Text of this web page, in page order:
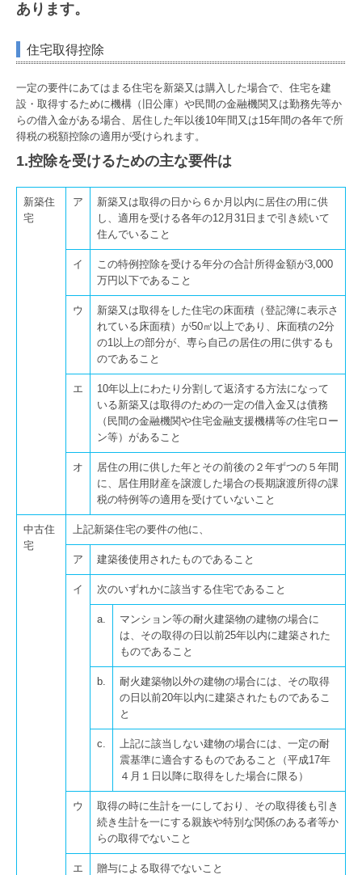
法人・医療・個人事業主の方
資金繰り改善
経営改善計画の策定支援
事業承継
医業経営者の皆様へ
国の共済制度活用コーナー
開業・会社設立
確定申告・その他
(株)福岡マネジメントサービス
戦略MG製造業版
戦略MG歯科医院版
弊社のSDGs活動
スタッフインタビュー
NSパートナーズの福利厚生
あります。
住宅取得控除
一定の要件にあてはまる住宅を新築又は購入した場合で、住宅を建
設・取得するために機構（旧公庫）や民間の金融機関又は勤務先等か
らの借入金がある場合、居住した年以後10年間又は15年間の各年で所
得税の税額控除の適用が受けられます。
1.控除を受けるための主な要件は
新築住
宅
ア
新築又は取得の日から６か月以内に居住の用に供
し、適用を受ける各年の12月31日まで引き続いて
住んでいること
イ
この特例控除を受ける年分の合計所得金額が3,000
万円以下であること
ウ
新築又は取得をした住宅の床面積（登記簿に表示さ
れている床面積）が50㎡以上であり、床面積の2分
の1以上の部分が、専ら自己の居住の用に供するも
のであること
エ
10年以上にわたり分割して返済する方法になって
いる新築又は取得のための一定の借入金又は債務
（民間の金融機関や住宅金融支援機構等の住宅ロー
ン等）があること
オ
居住の用に供した年とその前後の２年ずつの５年間
に、居住用財産を譲渡した場合の長期譲渡所得の課
税の特例等の適用を受けていないこと
中古住
宅
上記新築住宅の要件の他に、
ア 建築後使用されたものであること
イ 次のいずれかに該当する住宅であること
a.
マンション等の耐火建築物の建物の場合に
は、その取得の日以前25年以内に建築された
ものであること
b.
耐火建築物以外の建物の場合には、その取得
の日以前20年以内に建築されたものであるこ
と
c.
上記に該当しない建物の場合には、一定の耐
震基準に適合するものであること（平成17年
４月１日以降に取得をした場合に限る）
ウ
取得の時に生計を一にしており、その取得後も引き
続き生計を一にする親族や特別な関係のある者等か
らの取得でないこと
エ 贈与による取得でないこと